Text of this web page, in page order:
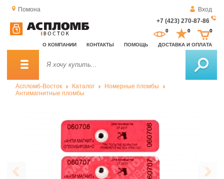
Помона
Вход
+7 (423) 270-87-86
О КОМПАНИИ КОНТАКТЫ ПОМОЩЬ ДОСТАВКА И ОПЛАТА
0 0 0
Аспломб-Восток Каталог
Номерные пломбы
Антимагнитные пломбы